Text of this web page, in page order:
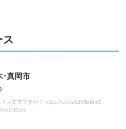
･真岡市
大丈夫ですか？ https://t.co/z52MEfBnrS